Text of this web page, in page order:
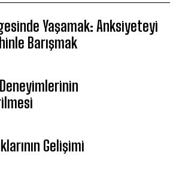
Yaşamak: Anksiyeteyi
Barışmak
Gelişimi